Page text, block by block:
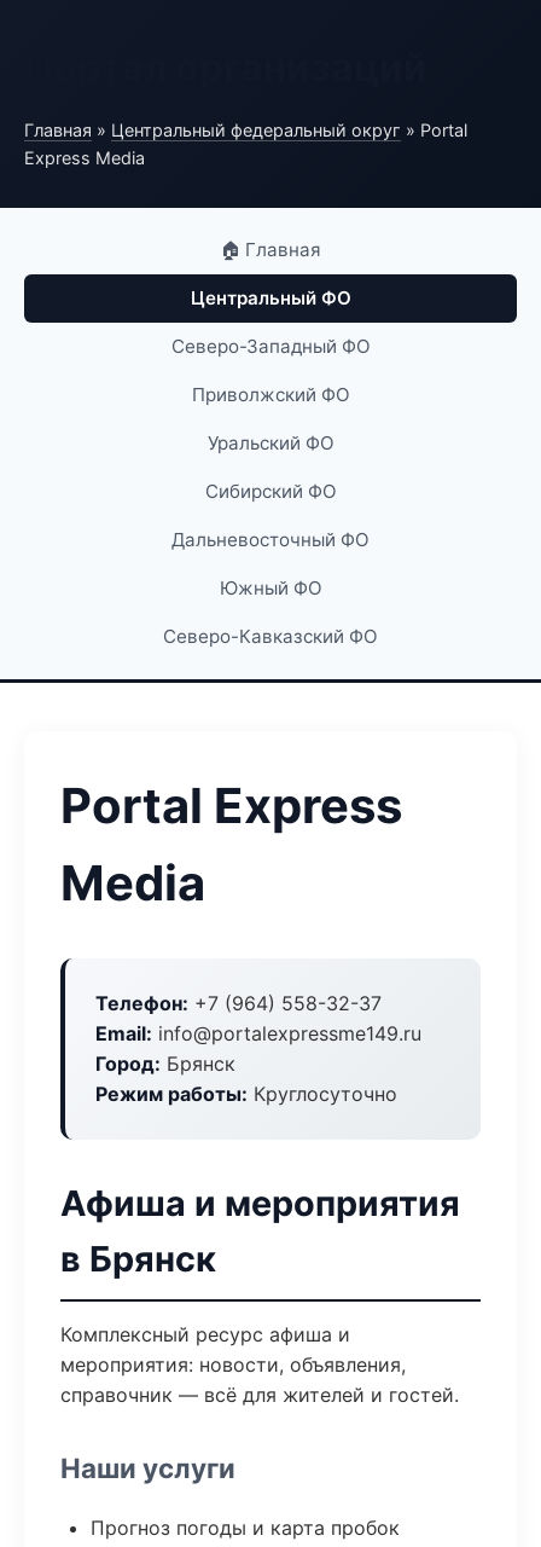
Главная » Центральный федеральный округ » Portal
Express Media
🏠 Главная
Центральный ФО
Северо-Западный ФО
Приволжский ФО
Уральский ФО
Сибирский ФО
Дальневосточный ФО
Южный ФО
Северо-Кавказский ФО
Portal Express
Media
Телефон: +7 (964) 558-32-37
Email: info@portalexpressme149.ru
Город: Брянск
Режим работы: Круглосуточно
Афиша и мероприятия
в Брянск
Комплексный ресурс афиша и
мероприятия: новости, объявления,
справочник — всё для жителей и гостей.
Наши услуги
Прогноз погоды и карта пробок